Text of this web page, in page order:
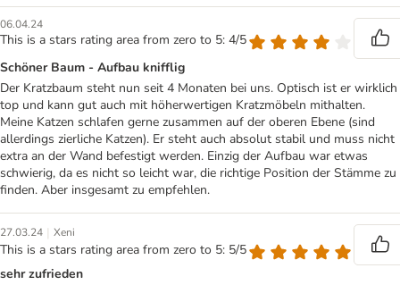
06.04.24
This is a stars rating area from zero to 5: 4/5
Schöner Baum - Aufbau knifflig
Der Kratzbaum steht nun seit 4 Monaten bei uns. Optisch ist er wirklich
top und kann gut auch mit höherwertigen Kratzmöbeln mithalten.
Meine Katzen schlafen gerne zusammen auf der oberen Ebene (sind
allerdings zierliche Katzen). Er steht auch absolut stabil und muss nicht
extra an der Wand befestigt werden. Einzig der Aufbau war etwas
schwierig, da es nicht so leicht war, die richtige Position der Stämme zu
finden. Aber insgesamt zu empfehlen.
27.03.24 | Xeni
This is a stars rating area from zero to 5: 5/5
sehr zufrieden